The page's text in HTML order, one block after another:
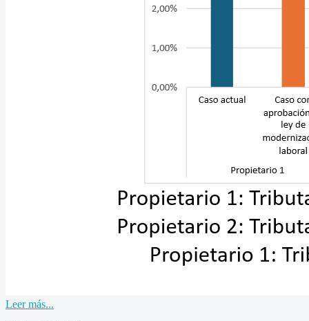
Leer más...